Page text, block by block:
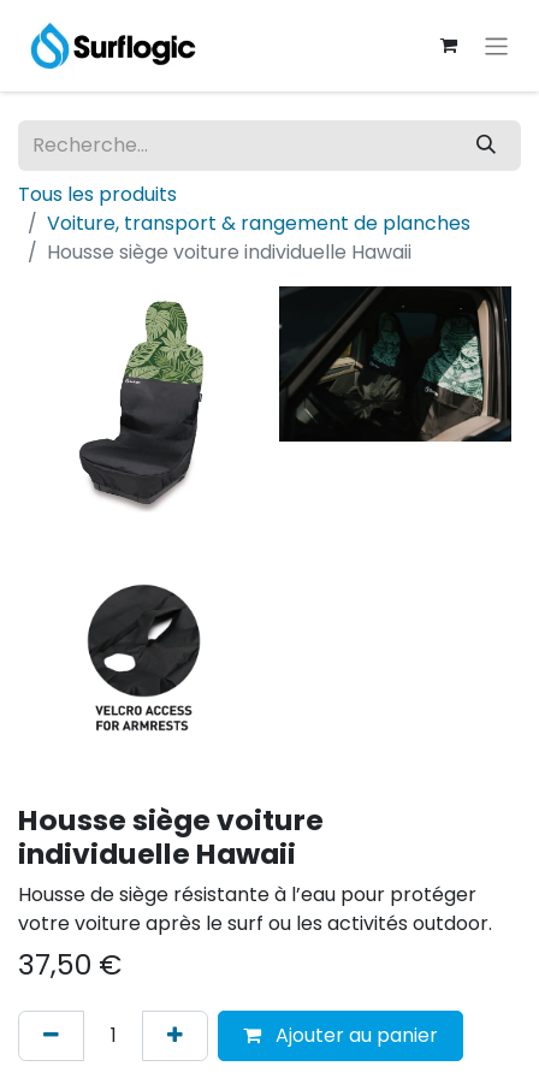
Tous les produits
Voiture, transport & rangement de planches
Housse siège voiture individuelle Hawaii
Housse siège voiture
individuelle Hawaii
Housse de siège résistante à l’eau pour protéger
votre voiture après le surf ou les activités outdoor.
37,50 €
Ajouter au panier